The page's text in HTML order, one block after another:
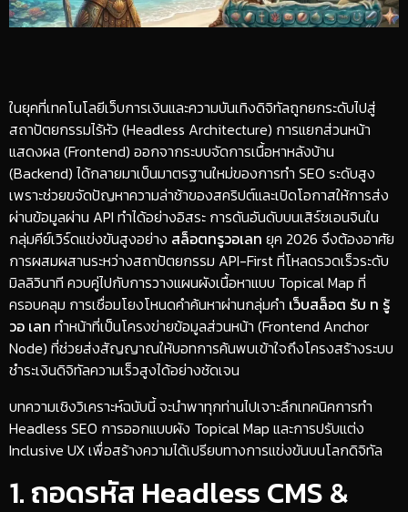
​ในยุคที่เทคโนโลยีเว็บการเงินและความบันเทิงดิจิทัลถูกยกระดับไปสู่
สถาปัตยกรรมไร้หัว (Headless Architecture) การแยกส่วนหน้า
แสดงผล (Frontend) ออกจากระบบจัดการเนื้อหาหลังบ้าน
(Backend) ได้กลายมาเป็นมาตรฐานใหม่ของการทำ SEO ระดับสูง
เพราะช่วยขจัดปัญหาความล่าช้าของสคริปต์และเปิดโอกาสให้การส่ง
ผ่านข้อมูลผ่าน API ทำได้อย่างอิสระ การดันอันดับบนเสิร์ชเอนจินใน
กลุ่มคีย์เวิร์ดแข่งขันสูงอย่าง สล็อตทรูวอเลท ยุค 2026 จึงต้องอาศัย
การผสมผสานระหว่างสถาปัตยกรรม API-First ที่โหลดรวดเร็วระดับ
มิลลิวินาที ควบคู่ไปกับการวางแผนผังเนื้อหาแบบ Topical Map ที่
ครอบคลุม การเชื่อมโยงโหนดคำค้นหาผ่านกลุ่มคำ เว็บสล็อต รับ ท รู้
วอ เลท ทำหน้าที่เป็นโครงข่ายข้อมูลส่วนหน้า (Frontend Anchor
Node) ที่ช่วยส่งสัญญาณให้บอทการค้นพบเข้าใจถึงโครงสร้างระบบ
ชำระเงินดิจิทัลความเร็วสูงได้อย่างชัดเจน
​บทความเชิงวิเคราะห์ฉบับนี้ จะนำพาทุกท่านไปเจาะลึกเทคนิคการทำ
Headless SEO การออกแบบผัง Topical Map และการปรับแต่ง
Inclusive UX เพื่อสร้างความได้เปรียบทางการแข่งขันบนโลกดิจิทัล
​1. ถอดรหัส Headless CMS &